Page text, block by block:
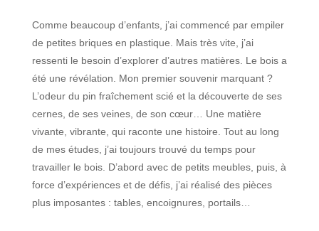
Comme beaucoup d’enfants, j’ai commencé par empiler
de petites briques en plastique. Mais très vite, j’ai
ressenti le besoin d’explorer d’autres matières. Le bois a
été une révélation. Mon premier souvenir marquant ?
L’odeur du pin fraîchement scié et la découverte de ses
cernes, de ses veines, de son cœur… Une matière
vivante, vibrante, qui raconte une histoire. Tout au long
de mes études, j’ai toujours trouvé du temps pour
travailler le bois. D’abord avec de petits meubles, puis, à
force d’expériences et de défis, j’ai réalisé des pièces
plus imposantes : tables, encoignures, portails…